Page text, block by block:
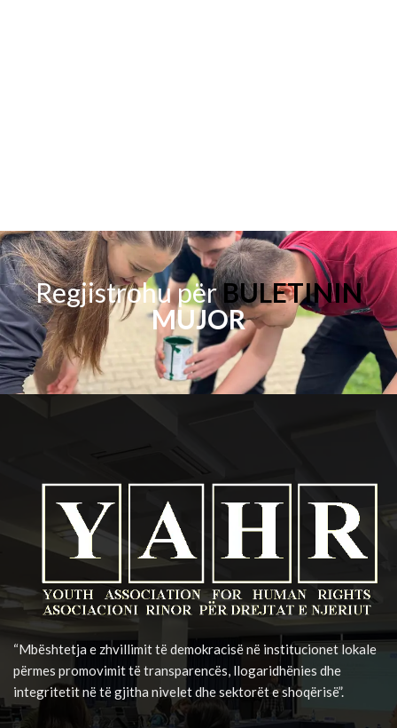
Regjistrohu përBULETININ
MUJOR
“Mbështetja e zhvillimit të demokracisë në institucionet lokale
përmes promovimit të transparencës, llogaridhënies dhe
integritetit në të gjitha nivelet dhe sektorët e shoqërisë”.